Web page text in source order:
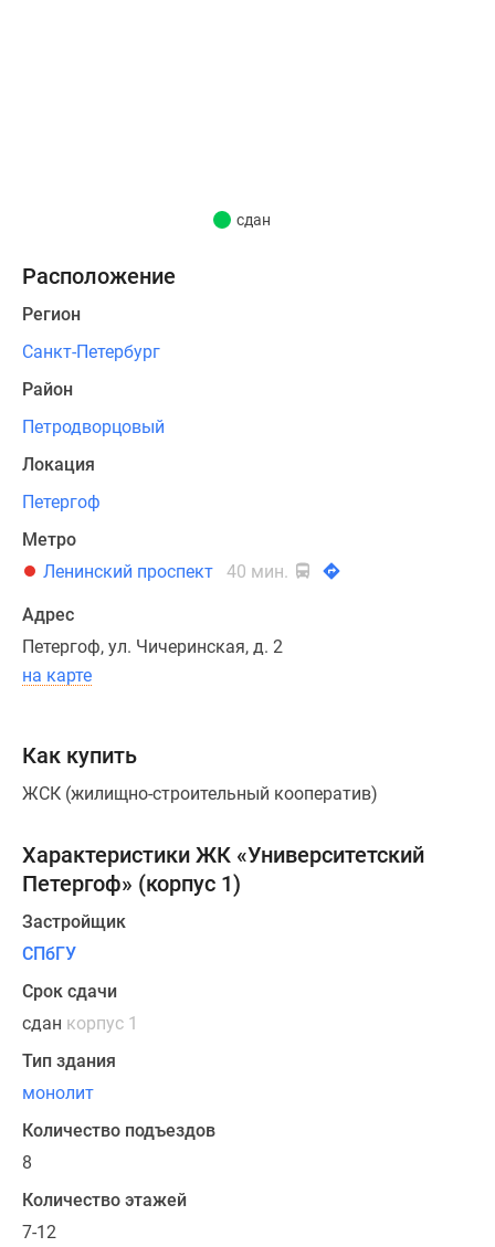
электрическим
счетчиком.
потолков
—
м.
квартиру
можно
по
единовременной
оплате.
сдан
Расположение
Регион
Санкт-Петербург
Район
Петродворцовый
Локация
Петергоф
Метро
Ленинский проспект
40 мин.
Адрес
Петергоф, ул. Чичеринская, д. 2
на карте
Как купить
ЖСК (жилищно-строительный кооператив)
Характеристики ЖК «Университетский
Петергоф» (корпус 1)
Застройщик
СПбГУ
Срок сдачи
сдан корпус 1
Тип здания
монолит
Количество подъездов
8
Количество этажей
7-12